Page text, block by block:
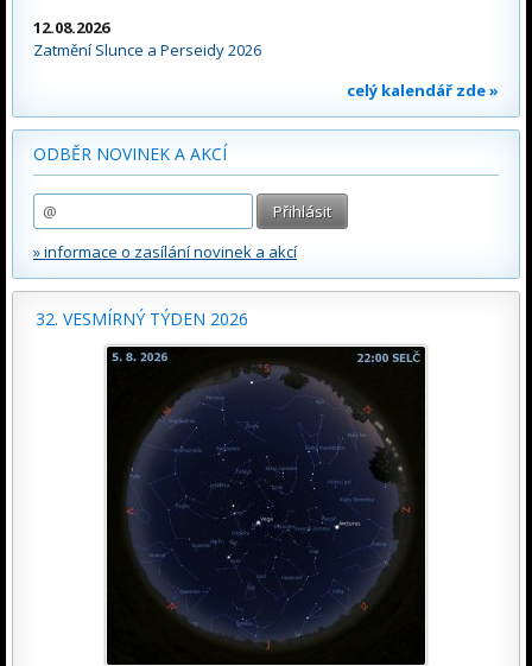
12.08.2026
Zatmění Slunce a Perseidy 2026
celý kalendář zde »
ODBĚR NOVINEK A AKCÍ
» informace o zasílání novinek a akcí
32. VESMÍRNÝ TÝDEN 2026